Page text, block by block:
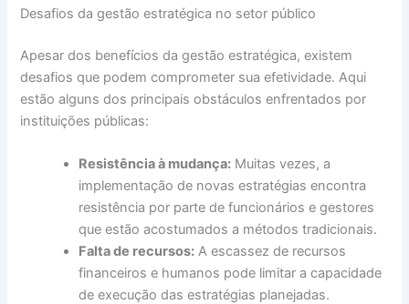
Desafios da gestão estratégica no setor público
Apesar dos benefícios da gestão estratégica, existem
desafios que podem comprometer sua efetividade. Aqui
estão alguns dos principais obstáculos enfrentados por
instituições públicas:
Resistência à mudança: Muitas vezes, a
implementação de novas estratégias encontra
resistência por parte de funcionários e gestores
que estão acostumados a métodos tradicionais.
Falta de recursos: A escassez de recursos
financeiros e humanos pode limitar a capacidade
de execução das estratégias planejadas.